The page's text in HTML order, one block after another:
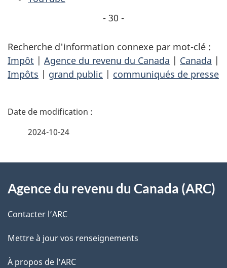
- 30 -
Recherche d'information connexe par mot-clé :
Impôt | Agence du revenu du Canada | Canada |
Impôts | grand public | communiqués de presse
D
i
l
s
d
2024-10-24
propos
de
ce
site
Agence du revenu du Canada (ARC)
Contacter l’ARC
Mettre à jour vos renseignements
À propos de l'ARC